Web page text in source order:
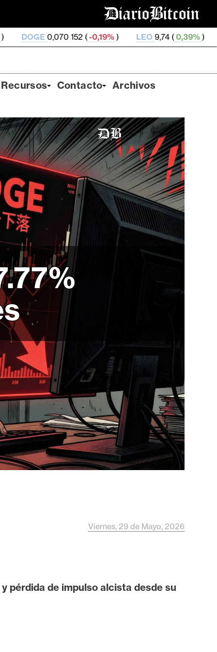
( -0,19%) LEO9,74 (0,39% ZEC 509,59 (
Recursos Contacto Archivos
Viernes, 29 de Mayo, 2026
pérdida de impulso alcista desde su